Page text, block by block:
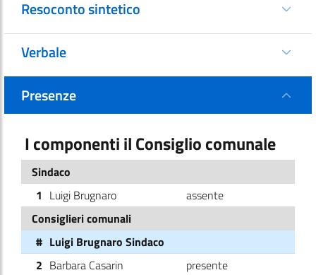
Resoconto sintetico
Verbale
Presenze
I componenti il Consiglio comunale
Sindaco
1 Luigi Brugnaro
assente
Consiglieri comunali
# Luigi Brugnaro Sindaco
2 Barbara Casarin
presente